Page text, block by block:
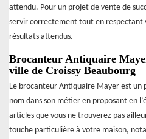
attendu. Pour un projet de vente de
servir correctement tout en respectant
résultats attendus.
Brocanteur Antiquaire
ville de Croissy Beaubourg
Le brocanteur Antiquaire Mayer est un
nom dans son métier en proposant en
articles que vous ne trouverez pas
touche particulière à votre maison,